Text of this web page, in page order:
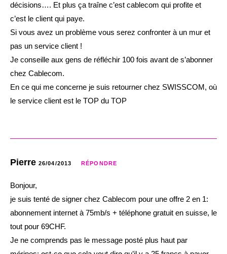
décisions…. Et plus ça traîne c’est cablecom qui profite et
c’est le client qui paye.
Si vous avez un problème vous serez confronter à un mur et
pas un service client !
Je conseille aux gens de réfléchir 100 fois avant de s’abonner
chez Cablecom.
En ce qui me concerne je suis retourner chez SWISSCOM, où
le service client est le TOP du TOP
Pierre 26/04/2013 RÉPONDRE
Bonjour,
je suis tenté de signer chez Cablecom pour une offre 2 en 1:
abonnement internet à 75mb/s + téléphone gratuit en suisse, le
tout pour 69CHF.
Je ne comprends pas le message posté plus haut par